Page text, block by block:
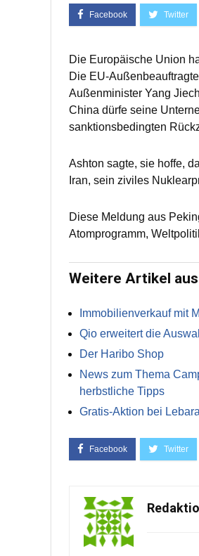
Die Europäische Union
Die EU-
Außenminister Yang
China dürfe seine
sanktionsbedingten
Ashton sagte, sie hoffe,
Iran, sein ziviles
Diese Meldung aus
Atomprogramm,
Weitere Artikel
Immobilienverkauf mit
Qio erweitert die
Der Haribo Shop
News zum Thema
herbstliche Tipps
Gratis-Aktion bei